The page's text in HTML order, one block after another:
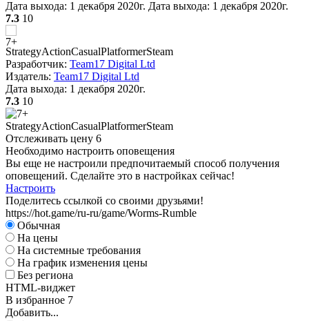
Дата выхода: 1 декабря 2020г. Дата выхода: 1 декабря 2020г.
7.3 10
StrategyActionCasualPlatformerSteam
Разработчик: Team17 Digital Ltd
Издатель: Team17 Digital Ltd
Дата выхода: 1 декабря 2020г.
7.3 10
StrategyActionCasualPlatformerSteam
Отслеживать цену 6
Необходимо настроить оповещения
Вы еще не настроили предпочитаемый способ получения
оповещений. Сделайте это в настройках сейчас!
Настроить
Поделитесь ссылкой со своими друзьями!
https://hot.game/ru-ru/game/Worms-Rumble
Обычная
На цены
На системные требования
На график изменения цены
Без региона
HTML-виджет
В избранное 7
Добавить...